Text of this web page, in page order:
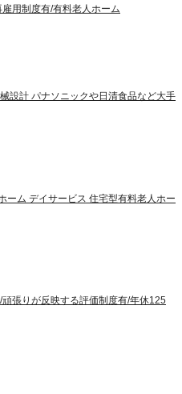
用制度有/有料老人ホーム
設計 パナソニックや日清食品など大手
ーム デイサービス 住宅型有料老人ホー
張りが反映する評価制度有/年休125